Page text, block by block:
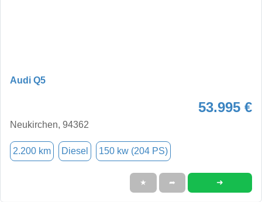
Audi Q5
53.995 €
Neukirchen, 94362
2.200 km Diesel 150 kw (204 PS)
★ ➦ ➜